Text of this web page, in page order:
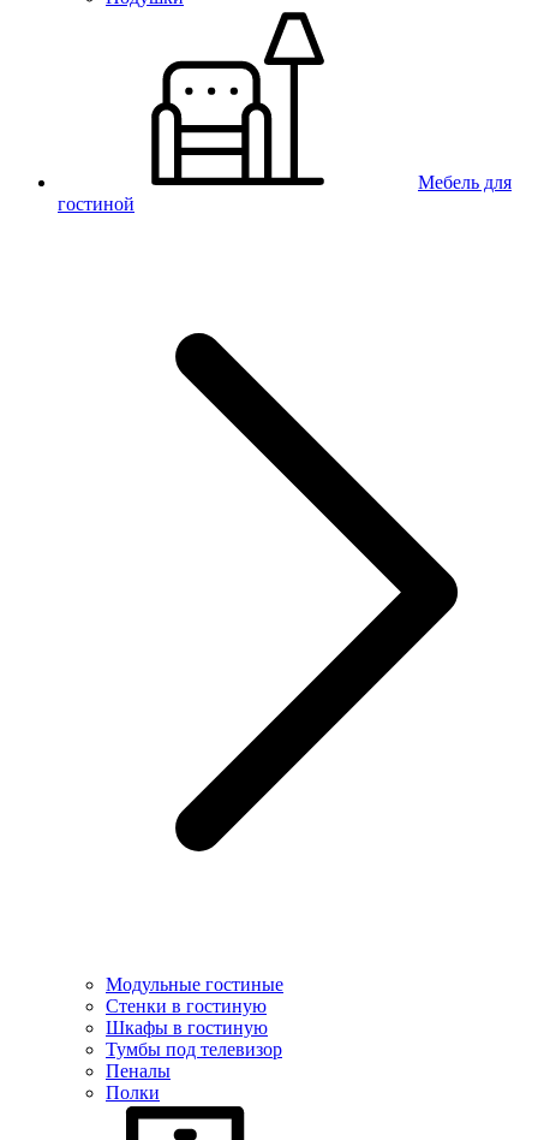
Мебель для
гостиной
Модульные гостиные
Стенки в гостиную
Шкафы в гостиную
Тумбы под телевизор
Пеналы
Полки